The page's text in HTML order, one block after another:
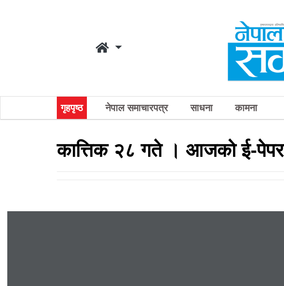
गृहपृष्ठ नेपाल समाचारपत्र साधना कामना
कात्तिक २८ गते । आजको ई-पेपर